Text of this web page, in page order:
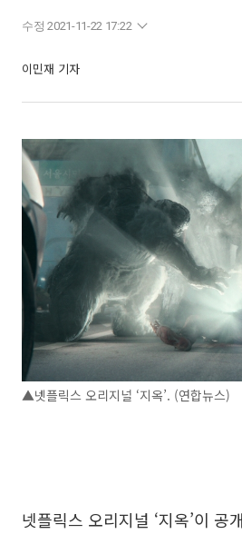
수정 2021-11-22 17:22
이민재 기자
▲넷플릭스 오리지널 ‘지옥’. (연합뉴스)
넷플릭스 오리지널 ‘지옥’이 공